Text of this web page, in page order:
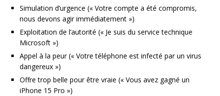
Simulation d’urgence (« Votre compte a été compromis,
nous devons agir immédiatement »)
Exploitation de l’autorité (« Je suis du service technique
Microsoft »)
Appel à la peur (« Votre téléphone est infecté par un virus
dangereux »)
Offre trop belle pour être vraie (« Vous avez gagné un
iPhone 15 Pro »)